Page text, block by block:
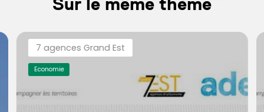
7 agences Grand Est
Economie